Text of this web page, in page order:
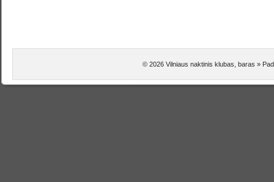
© 2026 Vilniaus naktinis klubas, baras »